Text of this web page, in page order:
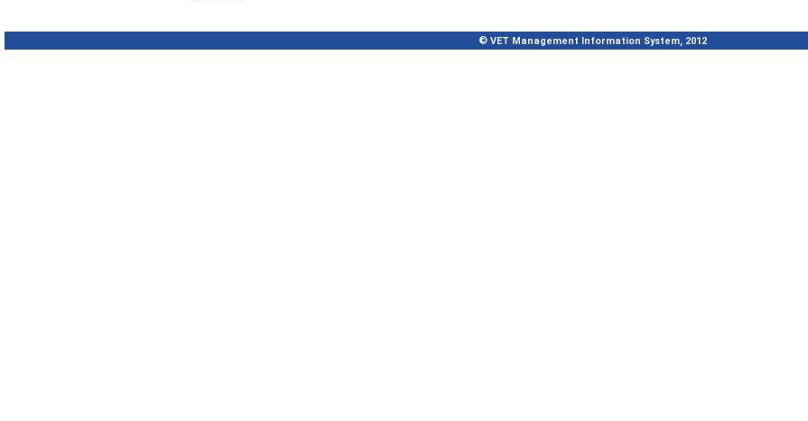
© VET Management Information System, 2012